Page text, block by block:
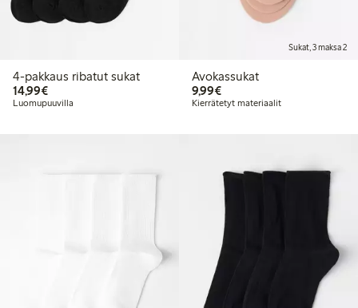
4-pakkaus ribatut sukat
14,99€14,99 €
Luomupuuvilla
Sukat, 3 maksa 2
Avokassukat
9,99€9,99 €
Kierrätetyt materiaalit